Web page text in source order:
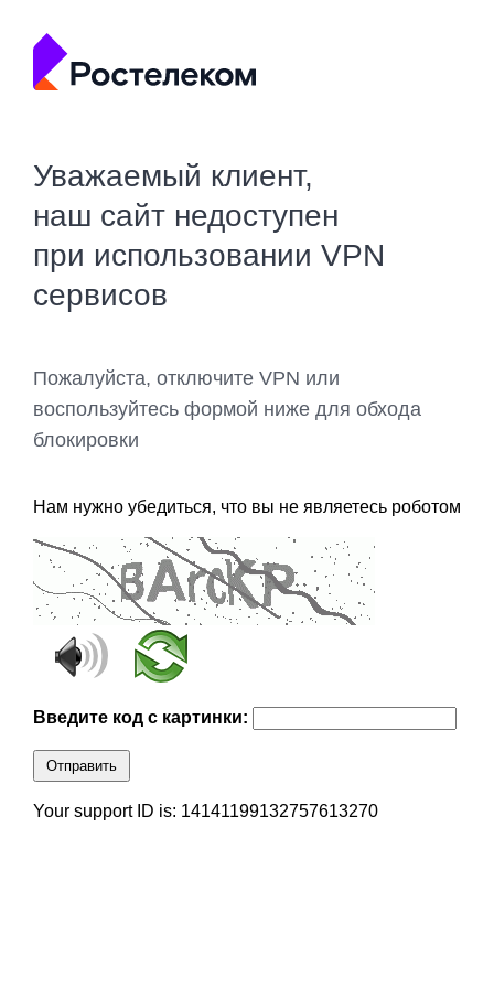
Уважаемый клиент,
наш сайт недоступен
при использовании VPN
сервисов
Пожалуйста, отключите VPN или
воспользуйтесь формой ниже для обхода
блокировки
Нам нужно убедиться, что вы не являетесь роботом
Введите код с картинки:
Отправить
Your support ID is: 14141199132757613270